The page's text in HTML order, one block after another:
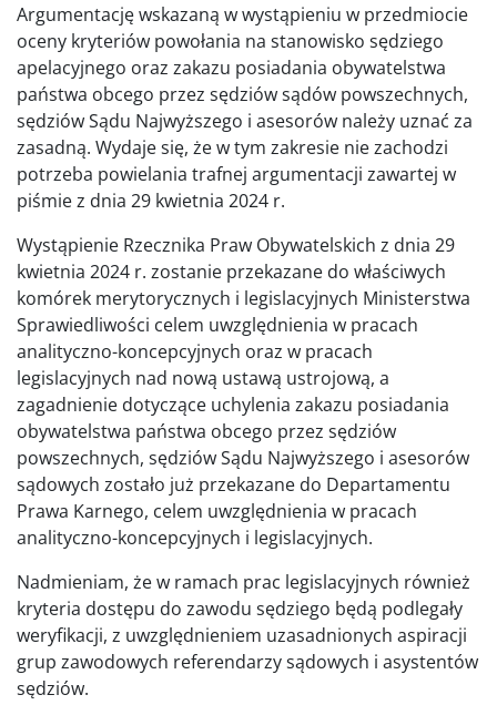
Argumentację wskazaną w wystąpieniu w przedmiocie
oceny kryteriów powołania na stanowisko sędziego
apelacyjnego oraz zakazu posiadania obywatelstwa
państwa obcego przez sędziów sądów powszechnych,
sędziów Sądu Najwyższego i asesorów należy uznać za
zasadną. Wydaje się, że w tym zakresie nie zachodzi
potrzeba powielania trafnej argumentacji zawartej w
piśmie z dnia 29 kwietnia 2024 r.
Wystąpienie Rzecznika Praw Obywatelskich z dnia 29
kwietnia 2024 r. zostanie przekazane do właściwych
komórek merytorycznych i legislacyjnych Ministerstwa
Sprawiedliwości celem uwzględnienia w pracach
analityczno-koncepcyjnych oraz w pracach
legislacyjnych nad nową ustawą ustrojową, a
zagadnienie dotyczące uchylenia zakazu posiadania
obywatelstwa państwa obcego przez sędziów
powszechnych, sędziów Sądu Najwyższego i asesorów
sądowych zostało już przekazane do Departamentu
Prawa Karnego, celem uwzględnienia w pracach
analityczno-koncepcyjnych i legislacyjnych.
Nadmieniam, że w ramach prac legislacyjnych również
kryteria dostępu do zawodu sędziego będą podlegały
weryfikacji, z uwzględnieniem uzasadnionych aspiracji
grup zawodowych referendarzy sądowych i asystentów
sędziów.